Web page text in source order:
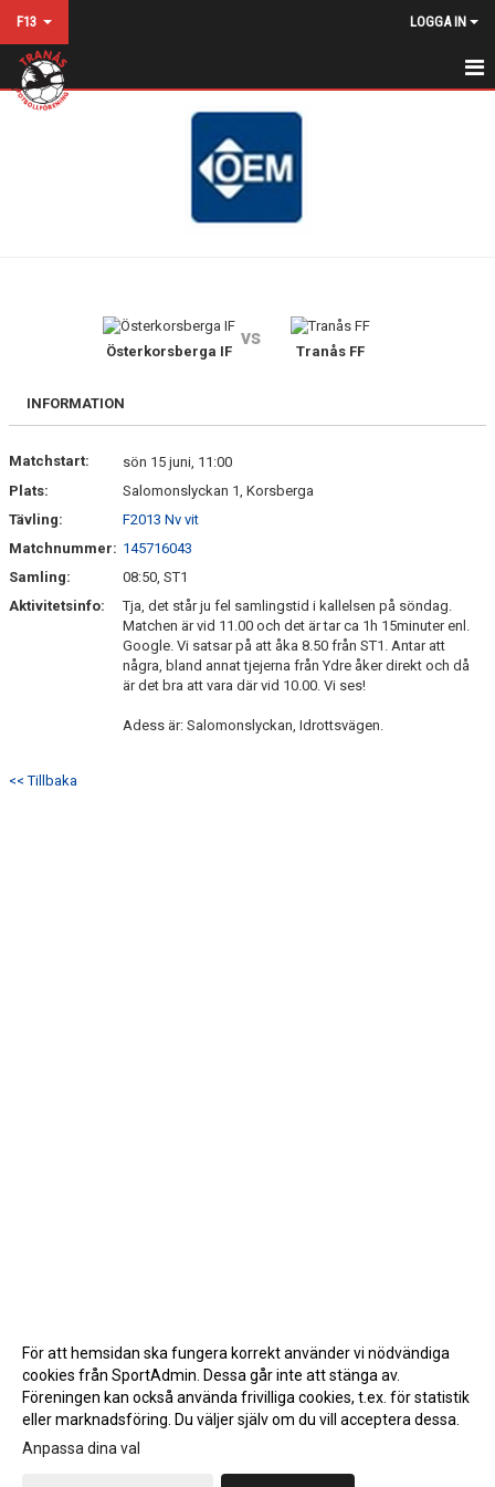
F13 LOGGA IN
HEM
DOKUMENT
Österkorsberga IF
vs
Tranås FF
INFORMATION
Matchstart:
sön 15 juni, 11:00
Plats:
Salomonslyckan 1, Korsberga
Tävling:
F2013 Nv vit
Matchnummer: 145716043
Samling:
08:50, ST1
Aktivitetsinfo:
Tja, det står ju fel samlingstid i kallelsen på söndag.
Matchen är vid 11.00 och det är tar ca 1h 15minuter enl.
Google. Vi satsar på att åka 8.50 från ST1. Antar att
några, bland annat tjejerna från Ydre åker direkt och då
är det bra att vara där vid 10.00. Vi ses!
Adess är: Salomonslyckan, Idrottsvägen.
<< Tillbaka
Gå till Webbversion
För att hemsidan ska fungera korrekt använder vi nödvändiga
cookies från SportAdmin. Dessa går inte att stänga av.
Föreningen kan också använda frivilliga cookies, t.ex. för statistik
eller marknadsföring. Du väljer själv om du vill acceptera dessa.
Anpassa dina val